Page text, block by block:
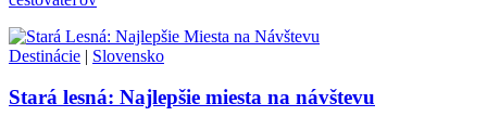
Destinácie | Slovensko
Stará lesná: Najlepšie miesta na návštevu